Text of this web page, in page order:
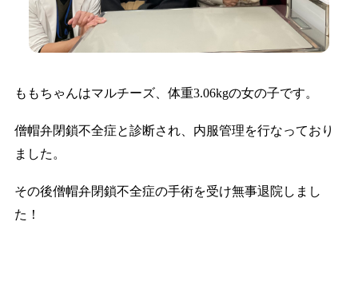
ももちゃんはマルチーズ、体重3.06kgの女の子です。
僧帽弁閉鎖不全症と診断され、内服管理を行なっており
ました。
その後僧帽弁閉鎖不全症の手術を受け無事退院しまし
た！